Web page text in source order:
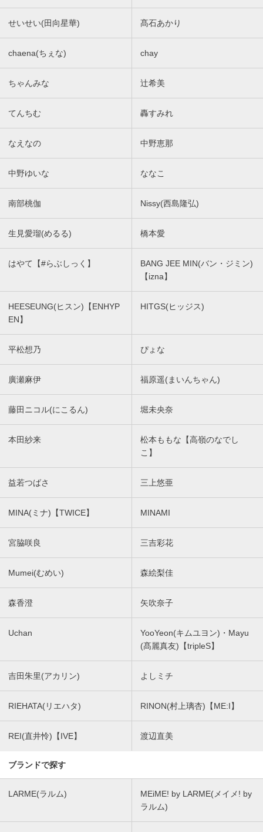
せいせい(田向星華) 髙石あかり
chaena(ちぇな) chay
ちゃんみな 辻希美
てんちむ 轟すみれ
なえなの 中野恵那
中野ゆいな ななこ
南部桃伽 Nissy(西島隆弘)
生見愛瑠(めるる) 橋本愛
はやて【#らぶしっく】
BANG JEE MIN(バン・ジミン)
【izna】
HEESEUNG(ヒスン)【ENHYP
EN】
HITGS(ヒッジス)
平松想乃 ぴょな
廣瀬麻伊 福原遥(まいんちゃん)
藤田ニコル(にこるん) 堀未央奈
本田紗来
松本ももな【高嶺のなでし
こ】
益若つばさ 三上悠亜
MINA(ミナ)【TWICE】 MINAMI
宮脇咲良 三吉彩花
Mumei(むめい) 森絵梨佳
森香澄 矢吹奈子
Uchan
YooYeon(キムユヨン)・Mayu
(髙麗真友)【tripleS】
吉田朱里(アカリン) よしミチ
RIEHATA(リエハタ) RINON(村上璃杏)【ME:I】
REI(直井怜)【IVE】 渡辺直美
ブランドで探す
LARME(ラルム)
MEiME! by LARME(メイメ! by
ラルム)